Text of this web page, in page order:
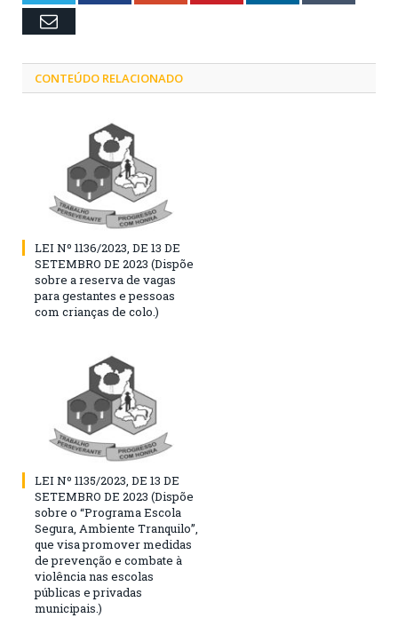
Email
CONTEÚDO RELACIONADO
LEI Nº 1136/2023, DE 13 DE
SETEMBRO DE 2023 (Dispõe
sobre a reserva de vagas
para gestantes e pessoas
com crianças de colo.)
LEI Nº 1135/2023, DE 13 DE
SETEMBRO DE 2023 (Dispõe
sobre o “Programa Escola
Segura, Ambiente Tranquilo”,
que visa promover medidas
de prevenção e combate à
violência nas escolas
públicas e privadas
municipais.)